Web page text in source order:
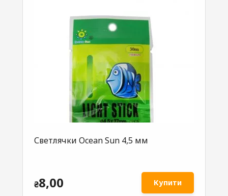
Светлячки Ocean Sun 4,5 мм
₴8,00 Купити